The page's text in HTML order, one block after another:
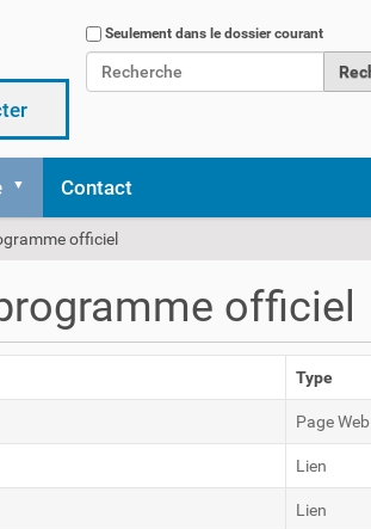
Chercher par
Seulement dans le dossier courant
Contact
officiel
officiel
Type
Page Web
Lien
Lien